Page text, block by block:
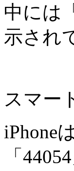
中には
示され
スマー
iPhone
「